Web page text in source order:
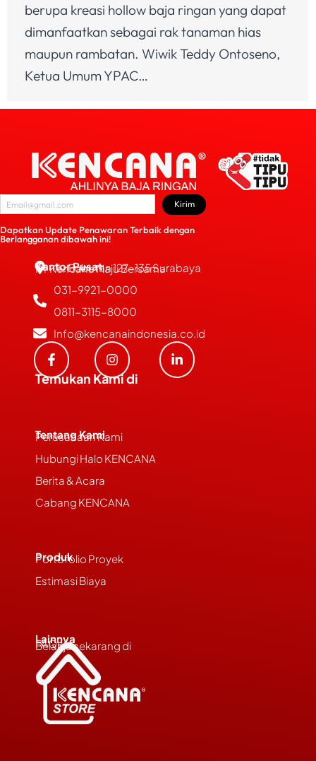
berupa kreasi hollow baja ringan yang dapat
dimanfaatkan sebagai rak tanaman hias
maupun rambatan. Wiwik Teddy Ontoseno,
Ketua Umum YPAC…
Dapatkan Update Penawaran Terbaik dengan
Berlangganan dibawah ini!
Kirim
Kantor Pusat
PT Kencana Maju Bersama
JL. Bubutan 127-135 Surabaya
031-9921-0000
0811-3115-8000
Info@kencanaindonesia.co.id
Temukan Kami di
Tentang Kami
Perusahaan Kami
Hubungi Halo KENCANA
Berita & Acara
Cabang KENCANA
Produk
Portofolio Proyek
Estimasi Biaya
Lainnya
FAQs
Belanja sekarang di